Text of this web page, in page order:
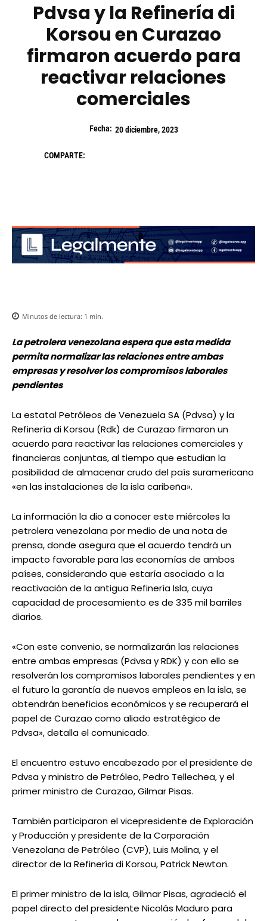
Pdvsa y la Refinería di
Korsou en Curazao
firmaron acuerdo para
reactivar relaciones
comerciales
Fecha: 20 diciembre, 2023
COMPARTE:
Minutos de lectura: 1 min.
La petrolera venezolana espera que esta medida
permita normalizar las relaciones entre ambas
empresas y resolver los compromisos laborales
pendientes
La estatal Petróleos de Venezuela SA (Pdvsa) y la
Refinería di Korsou (Rdk) de Curazao firmaron un
acuerdo para reactivar las relaciones comerciales y
financieras conjuntas, al tiempo que estudian la
posibilidad de almacenar crudo del país suramericano
«en las instalaciones de la isla caribeña».
La información la dio a conocer este miércoles la
petrolera venezolana por medio de una nota de
prensa, donde asegura que el acuerdo tendrá un
impacto favorable para las economías de ambos
países, considerando que estaría asociado a la
reactivación de la antigua Refinería Isla, cuya
capacidad de procesamiento es de 335 mil barriles
diarios.
«Con este convenio, se normalizarán las relaciones
entre ambas empresas (Pdvsa y RDK) y con ello se
resolverán los compromisos laborales pendientes y en
el futuro la garantía de nuevos empleos en la isla, se
obtendrán beneficios económicos y se recuperará el
papel de Curazao como aliado estratégico de
Pdvsa», detalla el comunicado.
El encuentro estuvo encabezado por el presidente de
Pdvsa y ministro de Petróleo, Pedro Tellechea, y el
primer ministro de Curazao, Gilmar Pisas.
También participaron el vicepresidente de Exploración
y Producción y presidente de la Corporación
Venezolana de Petróleo (CVP), Luis Molina, y el
director de la Refinería di Korsou, Patrick Newton.
El primer ministro de la isla, Gilmar Pisas, agradeció el
papel directo del presidente Nicolás Maduro para